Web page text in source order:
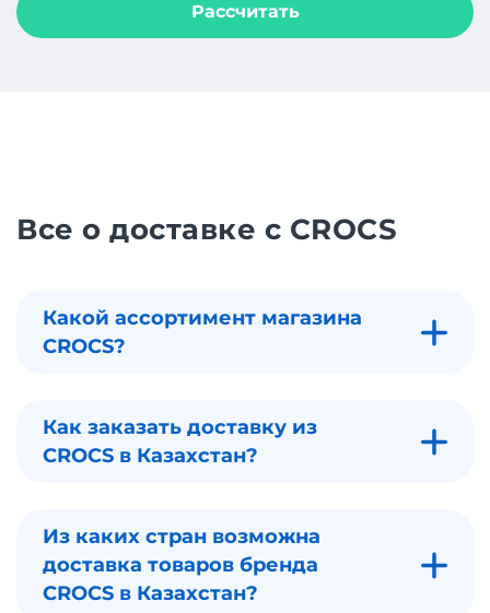
Рассчитать
Все о доставке с CROCS
Какой ассортимент магазина
CROCS?
Как заказать доставку из
CROCS в Казахстан?
Из каких стран возможна
доставка товаров бренда
CROCS в Казахстан?